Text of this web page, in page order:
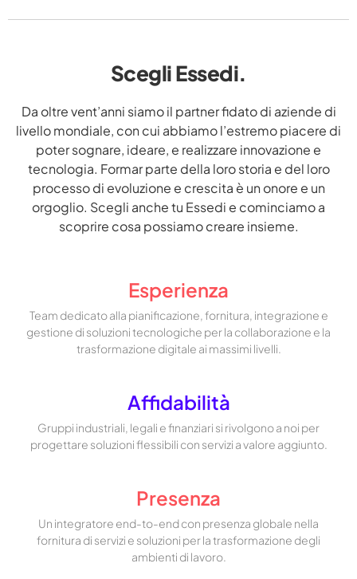
Scegli Essedi.
Da oltre vent’anni siamo il partner fidato di aziende di
livello mondiale, con cui abbiamo l’estremo piacere di
poter sognare, ideare, e realizzare innovazione e
tecnologia. Formar parte della loro storia e del loro
processo di evoluzione e crescita è un onore e un
orgoglio. Scegli anche tu Essedi e cominciamo a
scoprire cosa possiamo creare insieme.
Esperienza
Team dedicato alla pianificazione, fornitura, integrazione e
gestione di soluzioni tecnologiche per la collaborazione e la
trasformazione digitale ai massimi livelli.
Affidabilità
Gruppi industriali, legali e finanziari si rivolgono a noi per
progettare soluzioni flessibili con servizi a valore aggiunto.
Presenza
Un integratore end-to-end con presenza globale nella
fornitura di servizi e soluzioni per la trasformazione degli
ambienti di lavoro.